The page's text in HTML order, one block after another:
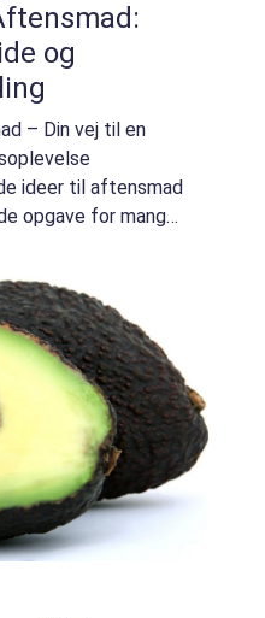
og
– Din vej til en
ideer til aftensmad
opgave for mange.
bare en almindelig